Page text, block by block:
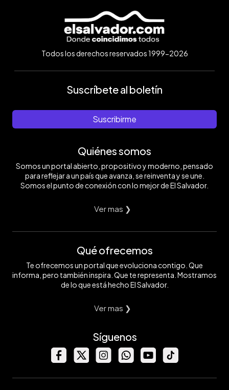
Todos los derechos reservados 1999-2026
Suscríbete al boletín
Suscribirme
Quiénes somos
Somos un portal abierto, propositivo y moderno, pensado
para reflejar a un país que avanza, se reinventa y se une.
Somos el punto de conexión con lo mejor de El Salvador.
Ver mas ❯
Qué ofrecemos
Te ofrecemos un portal que evoluciona contigo. Que
informa, pero también inspira. Que te representa. Mostramos
de lo que está hecho El Salvador.
Ver mas ❯
Síguenos